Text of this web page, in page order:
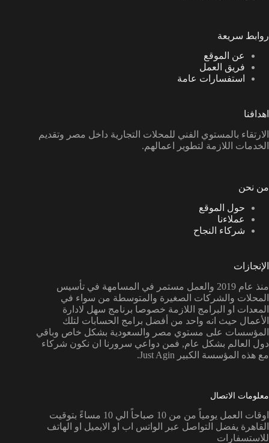
روابط سريعة
عن الموقع
فريق العمل
استفسارات عامة
اهدافنا
الارتقاء بالمستوي الفني للمحلات التجارية داخل مصر وتقديم
الخدمات اللازمة لتطوير اعمالهم.
من نحن
حول الموقع
عملاءنا
شركاء النجاح
الإنجازات
منذ عام 2019 والعمل مستمر في المسامهة في تأسيس
المحلات والشركات الصغيرة والمتوسطة من سواء في
المعدات او البرامج اللازمة خصوصا برنامج سهل لادارة
الأعمال حيث انه واحد من أفضل برامج الحسابات لتلك
المؤسسات على مستوي مصر والسعودية بشكل خاص وباقي
دول العالم بشكل عام, فمن دواعي سرورنا ان نكون شركاء
مع هذه المؤسسة الكبير Just Agin.
معلومات الاتصال
اوقات العمل يومياً من من 10 صباحاً الي 10 مساءً بتوقيت
القاهرة يفضل التواصل عبر الواتس اب او الايميل او الهاتف
للاستسفارات